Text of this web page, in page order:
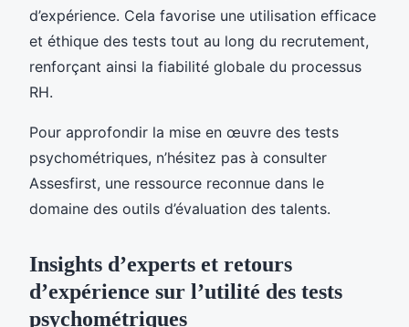
d’expérience. Cela favorise une utilisation efficace
et éthique des tests tout au long du recrutement,
renforçant ainsi la fiabilité globale du processus
RH.
Pour approfondir la mise en œuvre des tests
psychométriques, n’hésitez pas à consulter
Assesfirst, une ressource reconnue dans le
domaine des outils d’évaluation des talents.
Insights d’experts et retours
d’expérience sur l’utilité des tests
psychométriques